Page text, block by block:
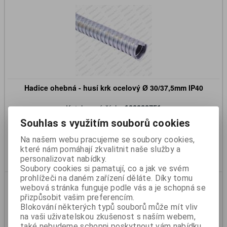
Hadice ohebná - husí krk ocelový Ø 30/37,5mm IP40
Katalogové číslo:199939751
Skladem:
Na dotaz
240 Kč
199 Kč (bez DPH)
Koupit
Souhlas s využitím souborů cookies
Na našem webu pracujeme se soubory cookies,
které nám pomáhají zkvalitnit naše služby a
personalizovat nabídky.
Soubory cookies si pamatují, co a jak ve svém
prohlížeči na daném zařízení děláte. Díky tomu
webová stránka funguje podle vás a je schopná se
přizpůsobit vašim preferencím.
Blokování některých typů souborů může mít vliv
na vaši uživatelskou zkušenost s naším webem,